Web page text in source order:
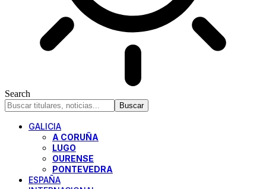
Search
GALICIA
A CORUÑA
LUGO
OURENSE
PONTEVEDRA
ESPAÑA